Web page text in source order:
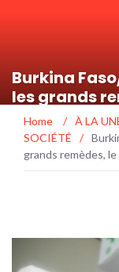
Burkina
les grands
Ibrahim
Home / À LA
SOCIÉTÉ
/
grands remèdes,